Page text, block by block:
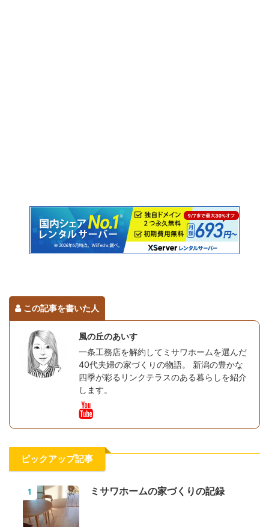
この記事を書いた人
風の丘のあいす
一条工務店を解約してミサワホームを選んだ
40代夫婦の家づくりの物語。 新潟の豊かな
四季が彩るリンクテラスのある暮らしを紹介
します。
ピックアップ記事
1 ミサワホームの家づくりの記録